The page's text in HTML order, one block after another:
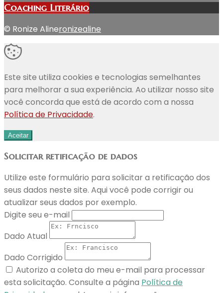
Coaching Literário
© Ronize Alineronizealine
Este site utiliza cookies e tecnologias semelhantes
para melhorar a sua experiência. Ao utilizar nosso site
você concorda que está de acordo com a nossa
Política de Privacidade.
Aceitar
Solicitar retificação de dados
Utilize este formulário para solicitar a retificação dos
seus dados neste site. Aqui você pode corrigir ou
atualizar seus dados por exemplo.
Digite seu e-mail
Dado Atual
Dado Corrigido
Autorizo a coleta do meu e-mail para processar
esta solicitação. Consulte a página Política de